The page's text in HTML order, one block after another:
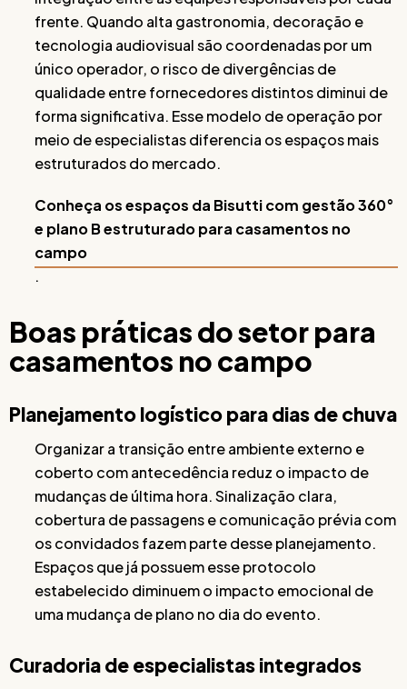
frente. Quando alta gastronomia, decoração e
tecnologia audiovisual são coordenadas por um
único operador, o risco de divergências de
qualidade entre fornecedores distintos diminui de
forma significativa. Esse modelo de operação por
meio de especialistas diferencia os espaços mais
estruturados do mercado.
Conheça os espaços da Bisutti com gestão 360°
e plano B estruturado para casamentos no
campo
.
Boas práticas do setor para
casamentos no campo
Planejamento logístico para dias de chuva
Organizar a transição entre ambiente externo e
coberto com antecedência reduz o impacto de
mudanças de última hora. Sinalização clara,
cobertura de passagens e comunicação prévia com
os convidados fazem parte desse planejamento.
Espaços que já possuem esse protocolo
estabelecido diminuem o impacto emocional de
uma mudança de plano no dia do evento.
Curadoria de especialistas integrados